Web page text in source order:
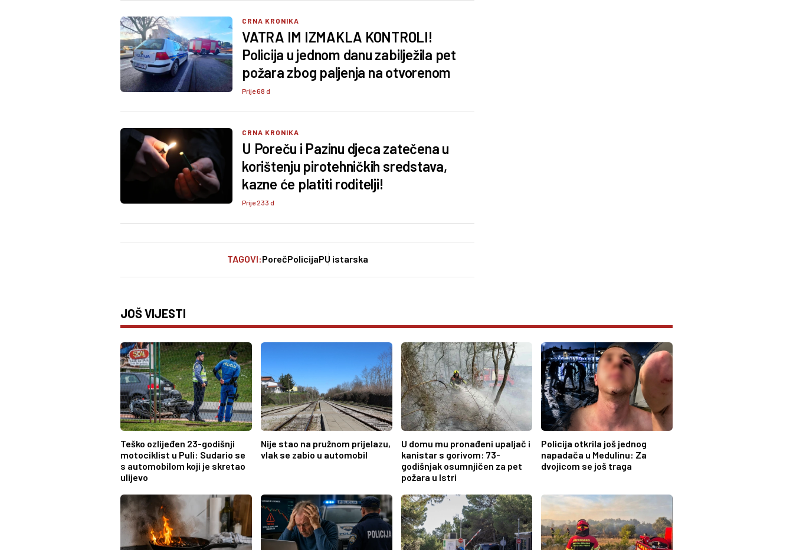
CRNA KRONIKA
VATRA IM IZMAKLA KONTROLI!
Policija u jednom danu zabilježila pet
požara zbog paljenja na otvorenom
Prije 68 d
CRNA KRONIKA
U Poreču i Pazinu djeca zatečena u
korištenju pirotehničkih sredstava,
kazne će platiti roditelji!
Prije 233 d
TAGOVI:PorečPolicijaPU istarska
JOŠ VIJESTI
Teško ozlijeđen 23-godišnji
motociklist u Puli: Sudario se
s automobilom koji je skretao
ulijevo
Nije stao na pružnom prijelazu,
vlak se zabio u automobil
U domu mu pronađeni upaljač i
kanistar s gorivom: 73-
godišnjak osumnjičen za pet
požara u Istri
Policija otkrila još jednog
napadača u Medulinu: Za
dvojicom se još traga